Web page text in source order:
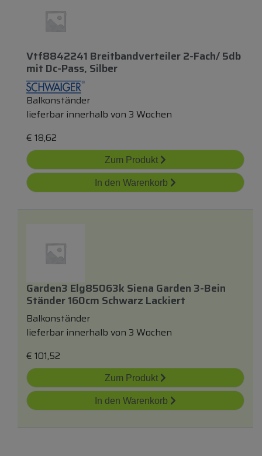
Vtf8842241 Breitbandverteiler 2-Fach/ 5db
mit Dc-Pass, Silber
Balkonständer
lieferbar innerhalb von 3 Wochen
€ 18,62
Zum Produkt
In den Warenkorb
Garden3 Elg85063k Siena Garden 3-Bein
Ständer 160cm Schwarz Lackiert
Balkonständer
lieferbar innerhalb von 3 Wochen
€ 101,52
Zum Produkt
In den Warenkorb